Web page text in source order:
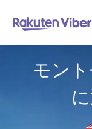
モン